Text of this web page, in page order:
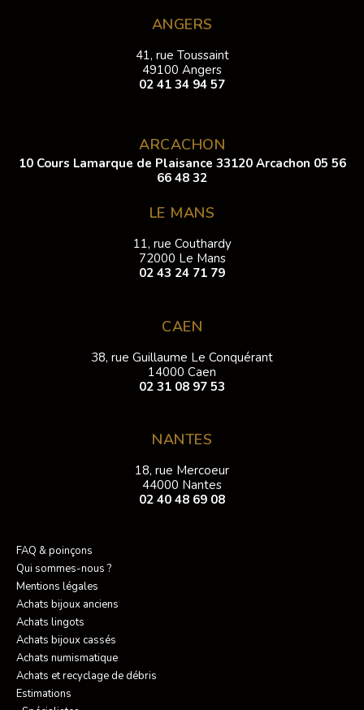
ANGERS
41, rue Toussaint
49100 Angers
02 41 34 94 57
ARCACHON
10 Cours Lamarque de Plaisance 33120 Arcachon 05 56
66 48 32
LE MANS
11, rue Couthardy
72000 Le Mans
02 43 24 71 79
CAEN
38, rue Guillaume Le Conquérant
14000 Caen
02 31 08 97 53
NANTES
18, rue Mercoeur
44000 Nantes
02 40 48 69 08
FAQ & poinçons
Qui sommes-nous ?
Mentions légales
Achats bijoux anciens
Achats lingots
Achats bijoux cassés
Achats numismatique
Achats et recyclage de débris
Estimations